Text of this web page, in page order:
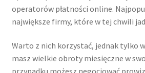
operatorów płatności online.
największe firmy, które w tej chwili
Warto z nich korzystać, jednak tylko
masz wielkie obroty miesięczne w